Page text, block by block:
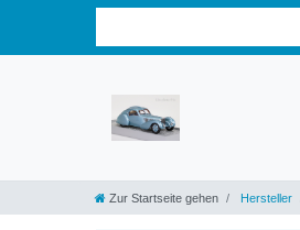
Zur Startseite gehen Hersteller